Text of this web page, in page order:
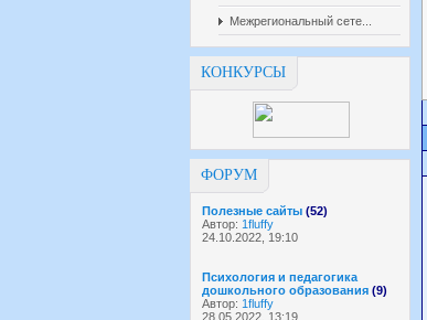
Межрегиональный сете...
КОНКУРСЫ
ФОРУМ
Полезные сайты (52)
Автор: 1fluffy
24.10.2022, 19:10
Психология и педагогика
дошкольного образования (9)
Автор: 1fluffy
28.05.2022, 13:19